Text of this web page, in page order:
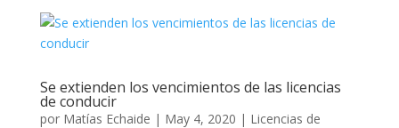
Se extienden los vencimientos de las licencias
de conducir
por Matías Echaide | May 4, 2020 | Licencias de